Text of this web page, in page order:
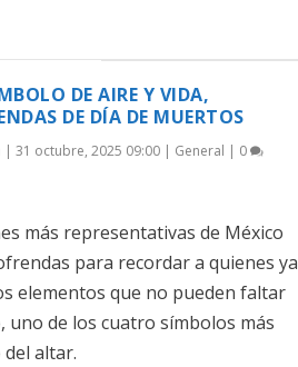
DE AIRE Y VIDA,
DE DÍA DE MUERTOS
| 31 octubre, 2025 09:00| General | 0
más representativas de México
para recordar a quienes ya
elementos que no pueden faltar
uno de los cuatro símbolos más
altar.